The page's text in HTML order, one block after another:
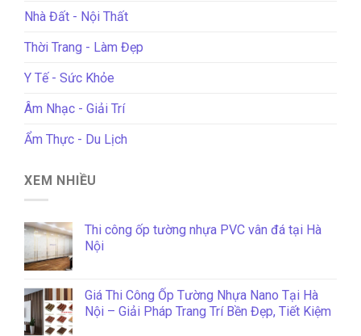
Nhà Đất - Nội Thất
Thời Trang - Làm Đẹp
Y Tế - Sức Khỏe
Âm Nhạc - Giải Trí
Ẩm Thực - Du Lịch
XEM NHIỀU
Thi công ốp tường nhựa PVC vân đá tại Hà
Nội
Giá Thi Công Ốp Tường Nhựa Nano Tại Hà
Nội – Giải Pháp Trang Trí Bền Đẹp, Tiết Kiệm